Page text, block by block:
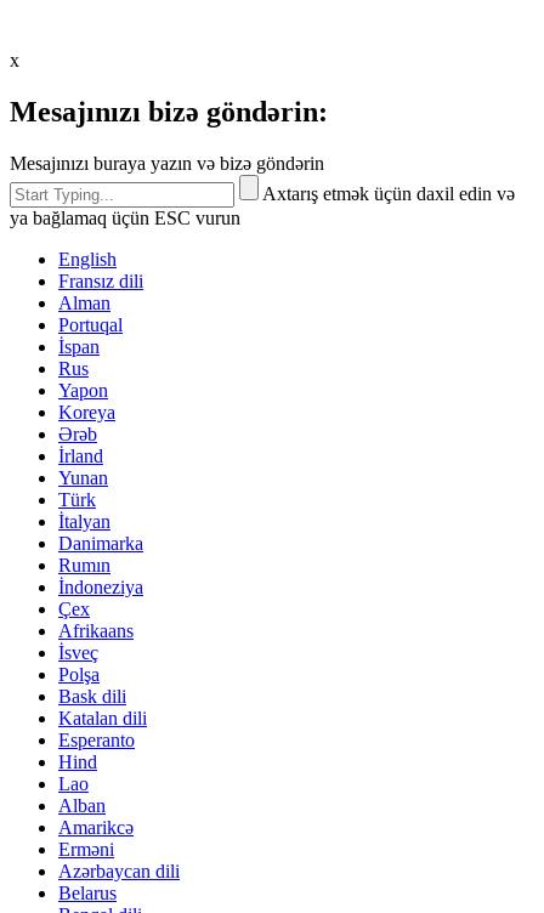
x
Mesajınızı bizə göndərin:
Mesajınızı buraya yazın və bizə göndərin
Axtarış etmək üçün daxil edin və
ya bağlamaq üçün ESC vurun
English
Fransız dili
Alman
Portuqal
İspan
Rus
Yapon
Koreya
Ərəb
İrland
Yunan
Türk
İtalyan
Danimarka
Rumın
İndoneziya
Çex
Afrikaans
İsveç
Polşa
Bask dili
Katalan dili
Esperanto
Hind
Lao
Alban
Amarikcə
Erməni
Azərbaycan dili
Belarus